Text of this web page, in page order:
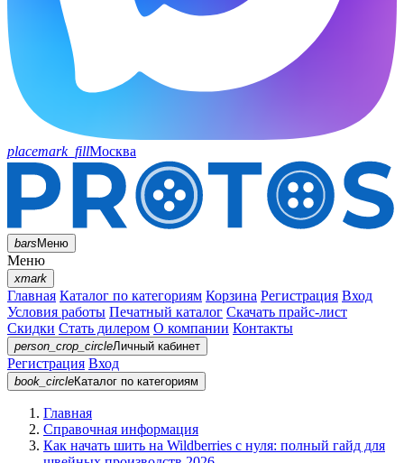
placemark_fillМосква
barsМеню
Меню
xmark
Главная Каталог по категориям Корзина Регистрация Вход
Условия работы Печатный каталог Скачать прайс-лист
Скидки Стать дилером О компании Контакты
person_crop_circleЛичный кабинет
Регистрация Вход
book_circleКаталог по категориям
Главная
Справочная информация
Как начать шить на Wildberries с нуля: полный гайд для